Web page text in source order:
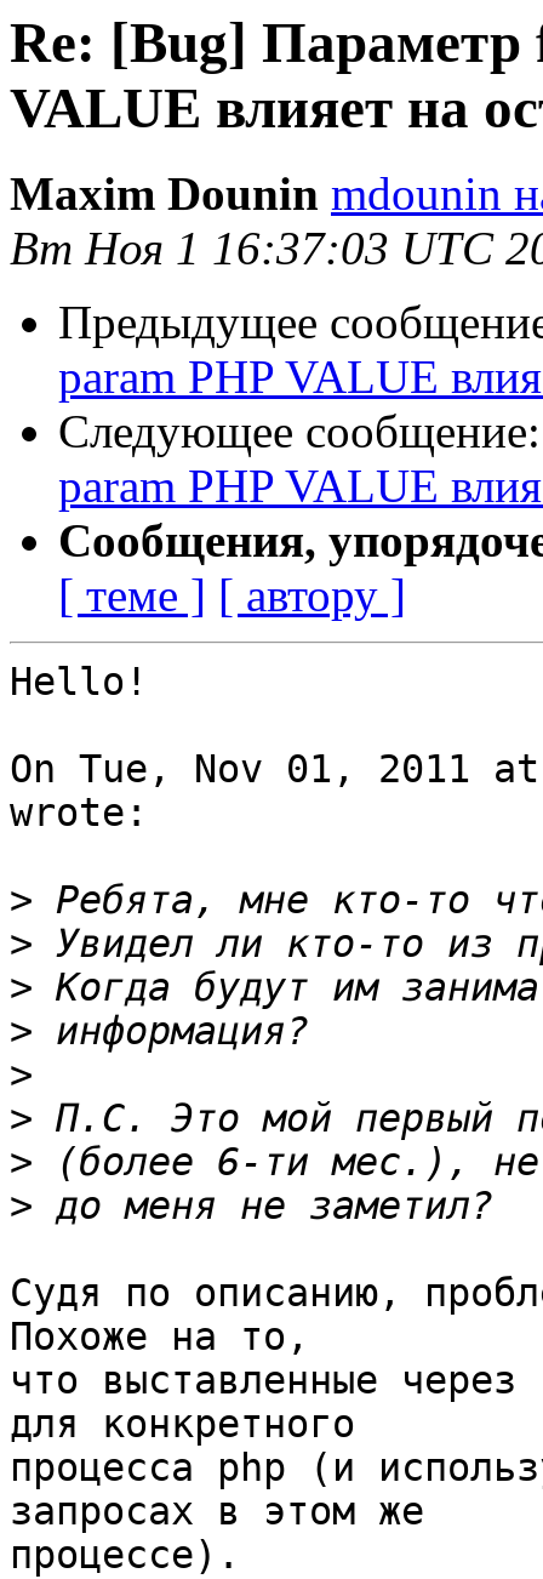
Re: [Bug] Параметр
VALUE влияет на
Maxim Dounin mdounin
Вт Ноя 1 16:37:03 UTC
Предыдущее
param PHP VALUE
Следующее
param PHP VALUE
Сообщения,
[ теме ] [ автору ]
Hello!
On Tue, Nov 01, 2011
wrote:
>
>
>
>
>
>
>
>
Судя по описанию,
Похоже на то,
что выставленные через
для конкретного
процесса php (и
запросах в этом же
процессе).